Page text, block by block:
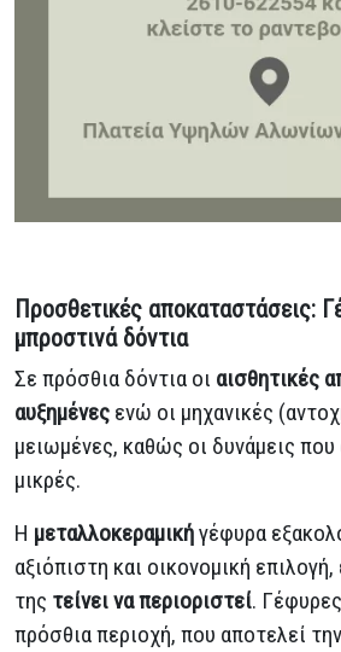
Προσθετικές αποκαταστάσεις:
μπροστινά δόντια
Σε πρόσθια δόντια οι αισθητικές
αυξημένες ενώ οι μηχανικές
μειωμένες, καθώς οι δυνάμεις που
μικρές.
Η μεταλλοκεραμικήγέφυρα
αξιόπιστη και οικονομική
της τείνει να περιοριστεί.
πρόσθια περιοχή, που αποτελεί